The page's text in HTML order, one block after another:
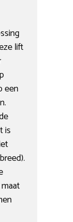
lift
een
is